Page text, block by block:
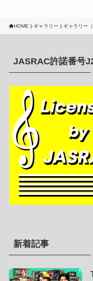
HOME ギャラリー ギャラリー（
JASRAC許諾番号
新着記事